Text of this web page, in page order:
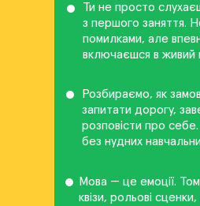
Ти не просто
з першого заняття.
помилками, але
включаєшся в живий
Розбираємо, як
запитати дорогу,
розповісти про
без нудних
Мова — це емоції.
квізи, рольові